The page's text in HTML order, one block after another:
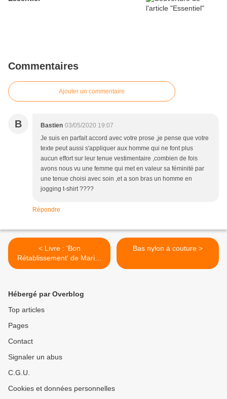
Commentaires
Ajouter un commentaire
B Bastien 03/05/2020 19:07
Je suis en parfait accord avec votre prose ,je pense que votre
texte peut aussi s'appliquer aux homme qui ne font plus
aucun effort sur leur tenue vestimentaire ,combien de fois
avons nous vu une femme qui met en valeur sa féminité par
une tenue choisi avec soin ,et a son bras un homme en
jogging t-shirt ????
Répondre
< Livre : 'Bon
Rétablissement' de Marie-
Sabine Roger
Bas nylon à couture >
Hébergé par Overblog
Top articles
Pages
Contact
Signaler un abus
C.G.U.
Cookies et données personnelles